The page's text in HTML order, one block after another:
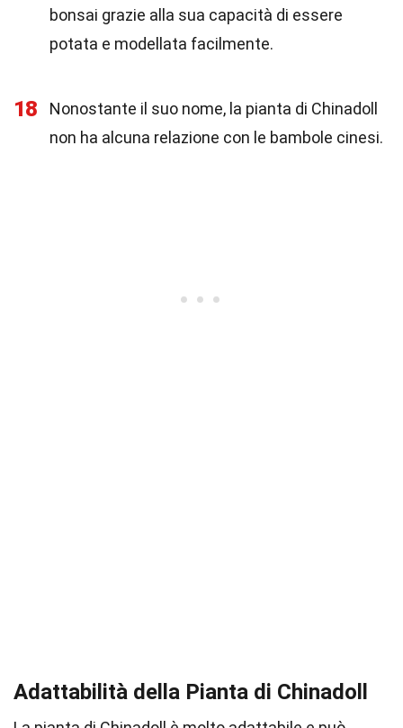
bonsai grazie alla sua capacità di essere
potata e modellata facilmente.
18
Nonostante il suo nome, la pianta di Chinadoll
non ha alcuna relazione con le bambole cinesi.
Adattabilità della Pianta di Chinadoll